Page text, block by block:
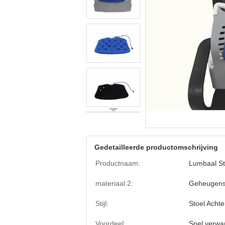
Gedetailleerde productomschrijving
Productnaam:
Lumbaal
materiaal 2:
Stijl: Stoel